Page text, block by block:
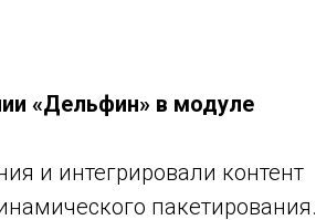
«Дельфин» в модуле
и интегрировали контент
пакетирования.